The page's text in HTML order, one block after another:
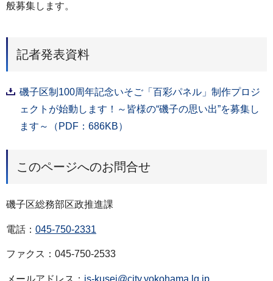
般募集します。
記者発表資料
磯子区制100周年記念いそご「百彩パネル」制作プロジ
ェクトが始動します！～皆様の“磯子の思い出”を募集し
ます～（PDF：686KB）
このページへのお問合せ
磯子区総務部区政推進課
電話： 045-750-2331
ファクス：045-750-2533